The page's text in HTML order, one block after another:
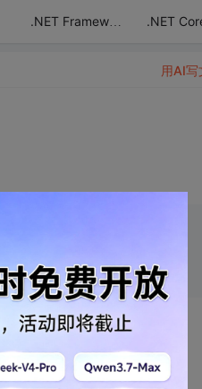
.NET Framework .NET
用AI写